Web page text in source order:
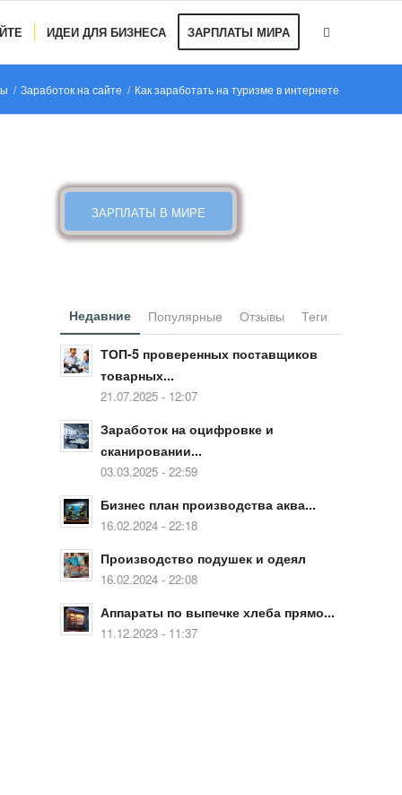
ИДЕИ ДЛЯ БИЗНЕСА ЗАРПЛАТЫ МИРА
/ Заработок на сайте / Как заработать на туризме в интернете
ЗАРПЛАТЫ В МИРЕ
Недавние Популярные Отзывы Теги
ТОП-5 проверенных поставщиков
товарных...
21.07.2025 - 12:07
Заработок на оцифровке и
сканировании...
03.03.2025 - 22:59
Бизнес план производства аква...
16.02.2024 - 22:18
Производство подушек и одеял
16.02.2024 - 22:08
Аппараты по выпечке хлеба прямо...
11.12.2023 - 11:37